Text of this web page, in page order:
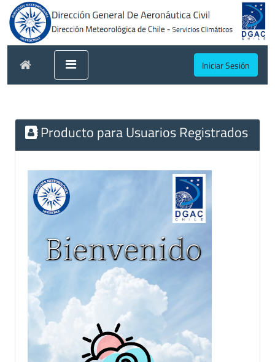
Iniciar Sesión
Producto para Usuarios Registrados